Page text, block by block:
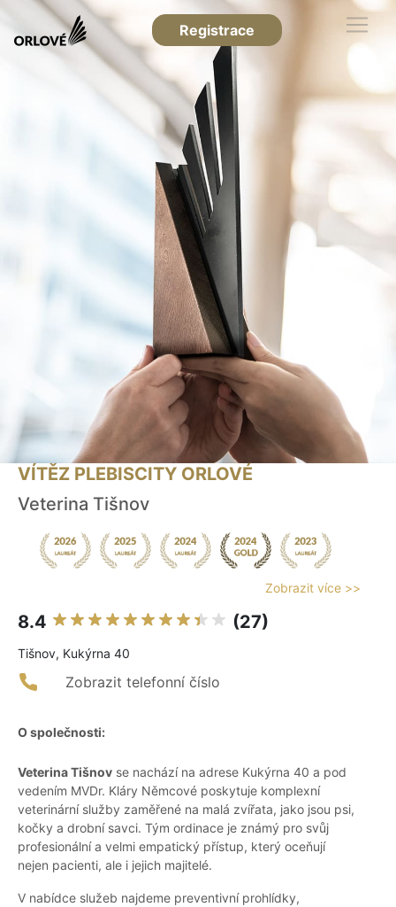
Registrace
VÍTĚZ PLEBISCITY ORLOVÉ
Veterina Tišnov
Zobrazit více >>
8.4 (27)
Tišnov, Kukýrna 40
Zobrazit telefonní číslo
O společnosti:
Veterina Tišnov se nachází na adrese Kukýrna 40 a pod
vedením MVDr. Kláry Němcové poskytuje komplexní
veterinární služby zaměřené na malá zvířata, jako jsou psi,
kočky a drobní savci. Tým ordinace je známý pro svůj
profesionální a velmi empatický přístup, který oceňují
nejen pacienti, ale i jejich majitelé.
V nabídce služeb najdeme preventivní prohlídky,